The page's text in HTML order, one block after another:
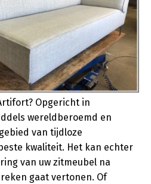
Opgericht in
wereldberoemd en
van tijdloze
kwaliteit. Het kan echter
van uw zitmeubel na
gaat vertonen. Of